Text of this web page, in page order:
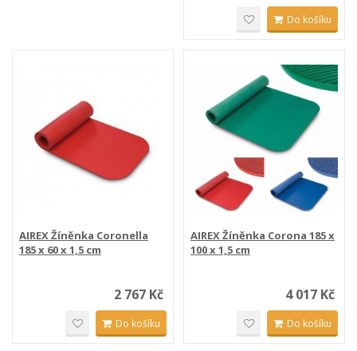
Do košíku
AIREX Žíněnka Coronella
185 x 60 x 1,5 cm
2 767 Kč
Do košíku
AIREX Žíněnka Corona 185 x
100 x 1,5 cm
4 017 Kč
Do košíku